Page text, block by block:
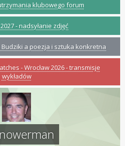
klubowego forum
- nadsyłanie zdjęć
a poezja i sztuka konkretna
- Wrocław 2026 - transmisje
wykładów